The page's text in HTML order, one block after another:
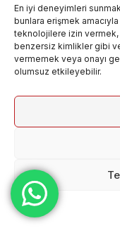
En iyi deneyimleri
bunlara erişmek
teknolojilere izin vermek,
benzersiz kimlikler gibi
vermemek veya onayı
olumsuz etkileyebilir.